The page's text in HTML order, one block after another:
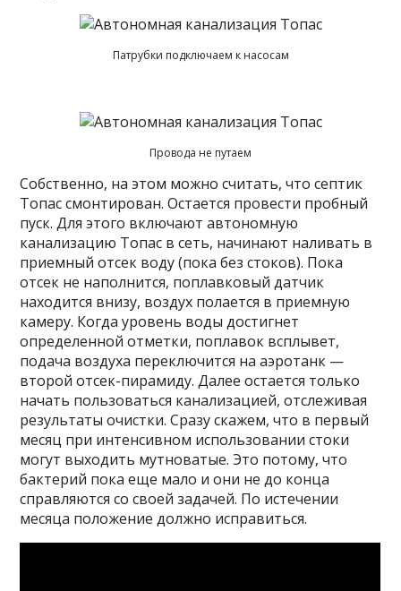
Патрубки подключаем к насосам
Провода не путаем
Собственно, на этом можно считать, что септик
Топас смонтирован. Остается провести пробный
пуск. Для этого включают автономную
канализацию Топас в сеть, начинают наливать в
приемный отсек воду (пока без стоков). Пока
отсек не наполнится, поплавковый датчик
находится внизу, воздух полается в приемную
камеру. Когда уровень воды достигнет
определенной отметки, поплавок всплывет,
подача воздуха переключится на аэротанк —
второй отсек-пирамиду. Далее остается только
начать пользоваться канализацией, отслеживая
результаты очистки. Сразу скажем, что в первый
месяц при интенсивном использовании стоки
могут выходить мутноватые. Это потому, что
бактерий пока еще мало и они не до конца
справляются со своей задачей. По истечении
месяца положение должно исправиться.